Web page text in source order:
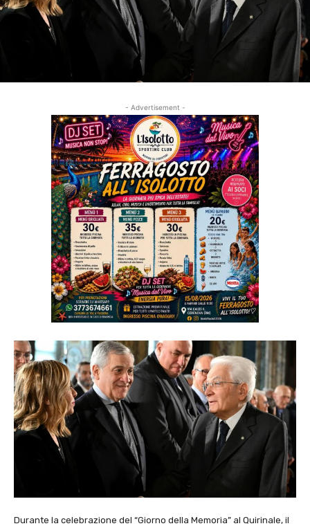
- Advertisement -
Durante la celebrazione del “Giorno della Memoria” al Quirinale, il